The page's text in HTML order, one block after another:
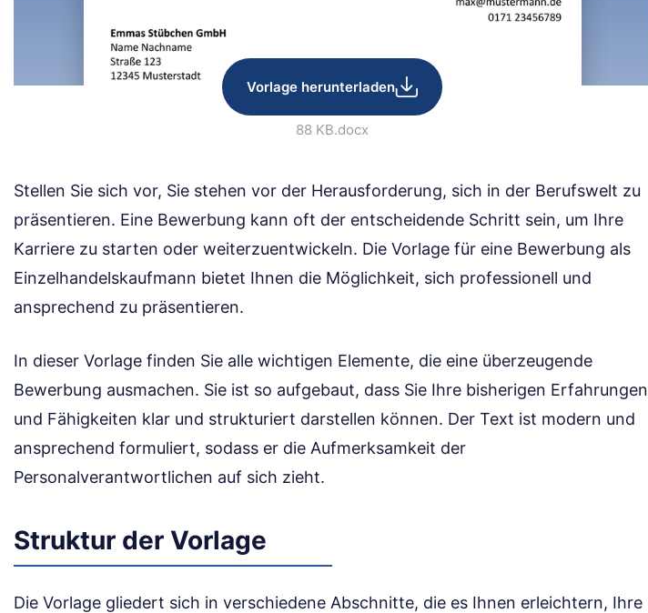
Vorlage herunterladen
88 KB.docx
Stellen Sie sich vor, Sie stehen vor der Herausforderung, sich in der Berufswelt zu
präsentieren. Eine Bewerbung kann oft der entscheidende Schritt sein, um Ihre
Karriere zu starten oder weiterzuentwickeln. Die Vorlage für eine Bewerbung als
Einzelhandelskaufmann bietet Ihnen die Möglichkeit, sich professionell und
ansprechend zu präsentieren.
In dieser Vorlage finden Sie alle wichtigen Elemente, die eine überzeugende
Bewerbung ausmachen. Sie ist so aufgebaut, dass Sie Ihre bisherigen Erfahrungen
und Fähigkeiten klar und strukturiert darstellen können. Der Text ist modern und
ansprechend formuliert, sodass er die Aufmerksamkeit der
Personalverantwortlichen auf sich zieht.
Struktur der Vorlage
Die Vorlage gliedert sich in verschiedene Abschnitte, die es Ihnen erleichtern, Ihre